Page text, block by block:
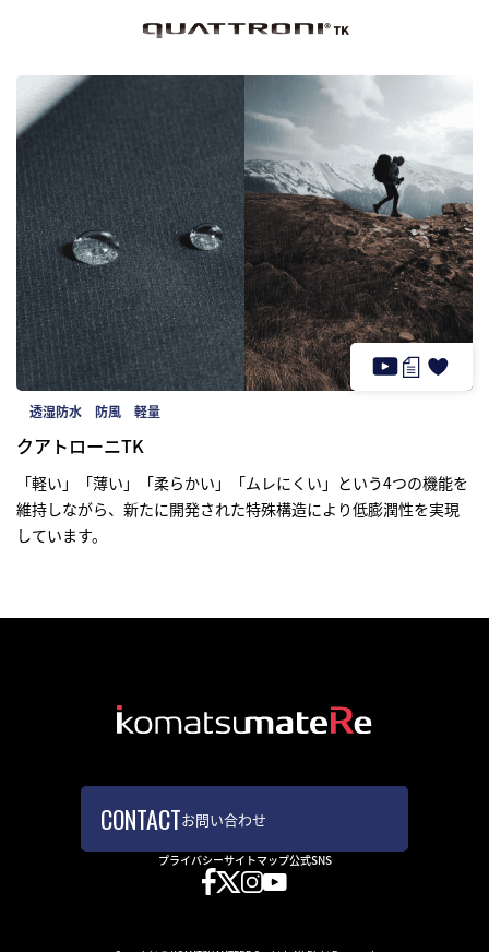
透湿防水 防風 軽量
クアトローニTK
「軽い」「薄い」「柔らかい」「ムレにくい」という4つの機能を
維持しながら、新たに開発された特殊構造により低膨潤性を実現
しています。
お問い合わせ
プライバシーサイトマップ公式SNS